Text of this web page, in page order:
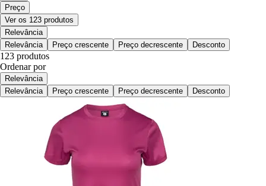
Preço
Ver os 123 produtos
Relevância
Relevância
Preço crescente Preço decrescente Desconto
123 produtos
Ordenar por
Relevância
Relevância
Preço crescente Preço decrescente Desconto